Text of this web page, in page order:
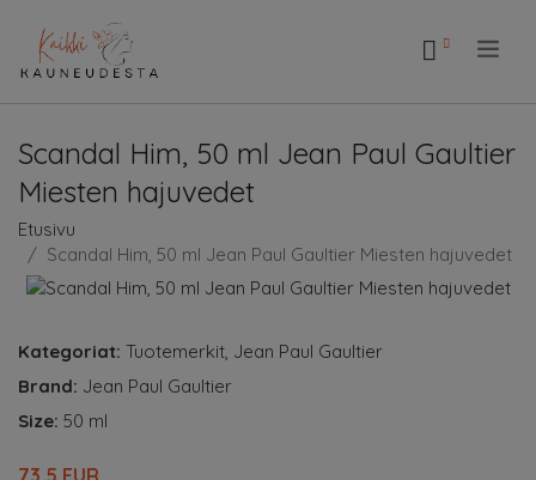
Scandal Him, 50 ml Jean Paul Gaultier
Miesten hajuvedet
Etusivu
Scandal Him, 50 ml Jean Paul Gaultier Miesten hajuvedet
Kategoriat: Tuotemerkit Jean Paul Gaultier
Brand: Jean Paul Gaultier
Size: 50 ml
73.5 EUR